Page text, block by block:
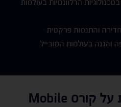
והתנסות פרקטית
והגנה בעולמות המובייל
שאלות נפוצות על קורס Mobile